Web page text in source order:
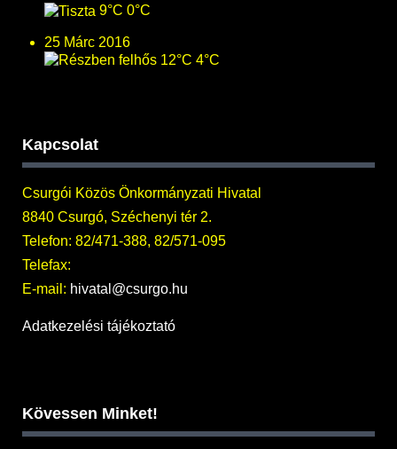
9°C 0°C
25 Márc 2016
12°C 4°C
Kapcsolat
Csurgói Közös Önkormányzati Hivatal
8840 Csurgó, Széchenyi tér 2.
Telefon: 82/471-388, 82/571-095
Telefax:
E-mail: hivatal@csurgo.hu
Adatkezelési tájékoztató
Kövessen Minket!